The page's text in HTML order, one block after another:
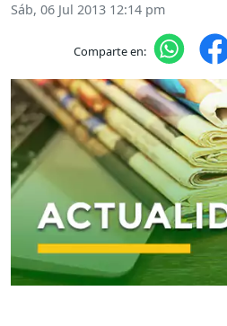
Sáb, 06 Jul 2013 12:14 pm
Comparte en: